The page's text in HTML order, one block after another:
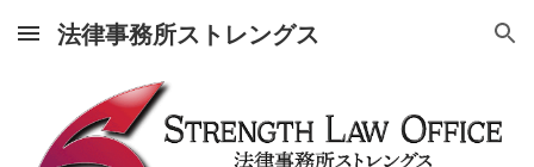
Skip to main content Skip to navigation
法律事務所ストレングス